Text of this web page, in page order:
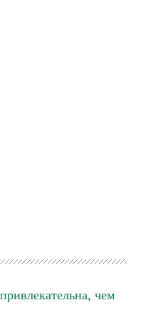
чем